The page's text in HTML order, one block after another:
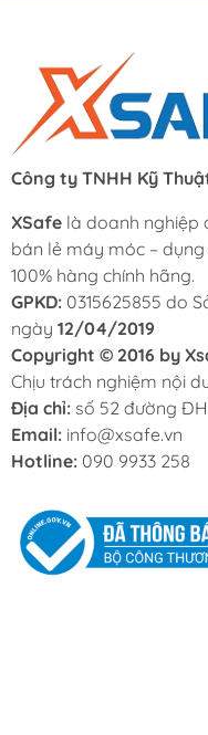
Công ty TNHH Kỹ
XSafe là doanh nghiệp
bán lẻ máy móc –
100% hàng chính hãng.
GPKD: 0315625855 do
ngày 12/04/2019
Copyright © 2016 by
Chịu trách nghiệm nội
Địa chỉ: số 52 đường
Email: info@xsafe.vn
Hotline: 090 9933 258